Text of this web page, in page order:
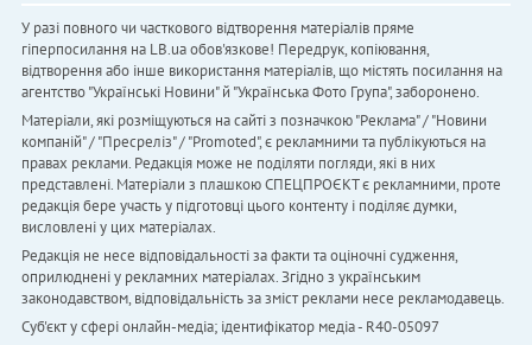
У разі повного чи часткового відтворення матеріалів пряме
гіперпосилання на LB.ua обов'язкове! Передрук, копіювання,
відтворення або інше використання матеріалів, що містять посилання на
агентство "Українськi Новини" й "Українська Фото Група", заборонено.
Матеріали, які розміщуються на сайті з позначкою "Реклама" / "Новини
компаній" / "Пресреліз" / "Promoted", є рекламними та публікуються на
правах реклами. Редакція може не поділяти погляди, які в них
представлені. Матеріали з плашкою СПЕЦПРОЄКТ є рекламними, проте
редакція бере участь у підготовці цього контенту і поділяє думки,
висловлені у цих матеріалах.
Редакція не несе відповідальності за факти та оціночні судження,
оприлюднені у рекламних матеріалах. Згідно з українським
законодавством, відповідальність за зміст реклами несе рекламодавець.
Cуб'єкт у сфері онлайн-медіа; ідентифікатор медіа - R40-05097